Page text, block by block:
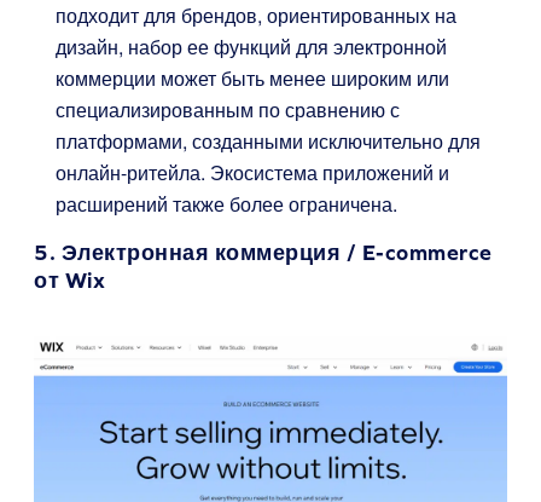
подходит для брендов, ориентированных на
дизайн, набор ее функций для электронной
коммерции может быть менее широким или
специализированным по сравнению с
платформами, созданными исключительно для
онлайн-ритейла. Экосистема приложений и
расширений также более ограничена.
5. Электронная коммерция / E-commerce
от Wix